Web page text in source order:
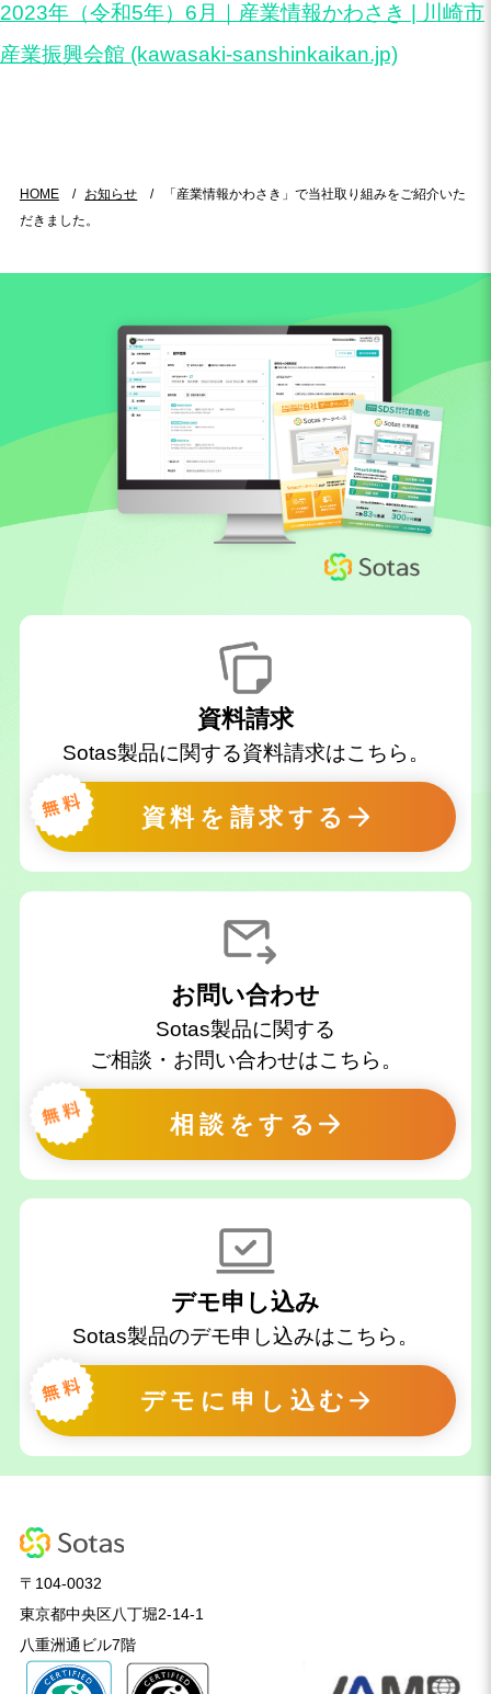
2023年（令和5年）6月｜産業情報かわさき | 川崎市
産業振興会館 (kawasaki-sanshinkaikan.jp)
HOME お知らせ
「産業情報かわさき」で当社取り組みをご紹介いた
だきました。
資料請求
Sotas製品に関する資料請求はこちら。
資料を請求する
お問い合わせ
Sotas製品に関する
ご相談・お問い合わせはこちら。
相談をする
デモ申し込み
Sotas製品のデモ申し込みはこちら。
デモに申し込む
〒104-0032
東京都中央区八丁堀2-14-1
八重洲通ビル7階